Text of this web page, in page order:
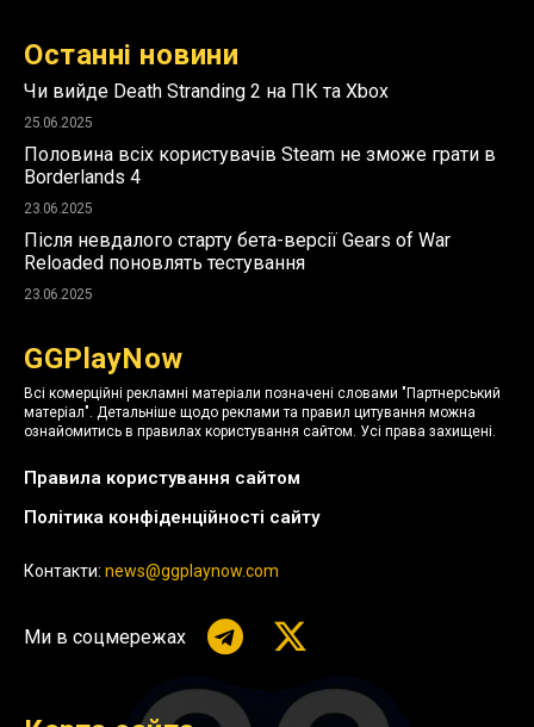
Останні новини
Чи вийде Death Stranding 2 на ПК та Xbox
25.06.2025
Половина всіх користувачів Steam не зможе грати в
Borderlands 4
23.06.2025
Після невдалого старту бета-версії Gears of War
Reloaded поновлять тестування
23.06.2025
GGPlayNow
Всі комерційні рекламні матеріали позначені словами "Партнерський
матеріал". Детальніше щодо реклами та правил цитування можна
ознайомитись в правилах користування сайтом. Усі права захищені.
Правила користування сайтом
Політика конфіденційності сайту
Контакти: news@ggplaynow.com
Ми в соцмережах